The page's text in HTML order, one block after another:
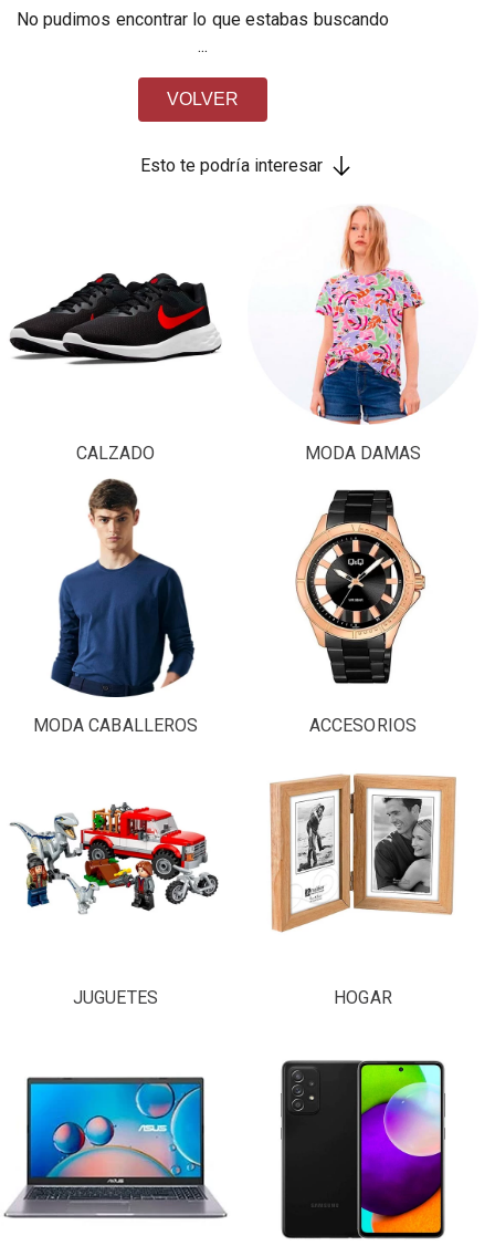
No pudimos encontrar lo que estabas buscando
...
VOLVER
Esto te podría interesar
CALZADO MODA DAMAS
MODA CABALLEROS ACCESORIOS
JUGUETES HOGAR